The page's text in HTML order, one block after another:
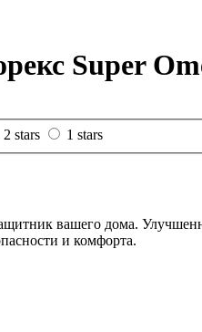
Super
2 stars 1 stars
вашего дома.
и комфорта.